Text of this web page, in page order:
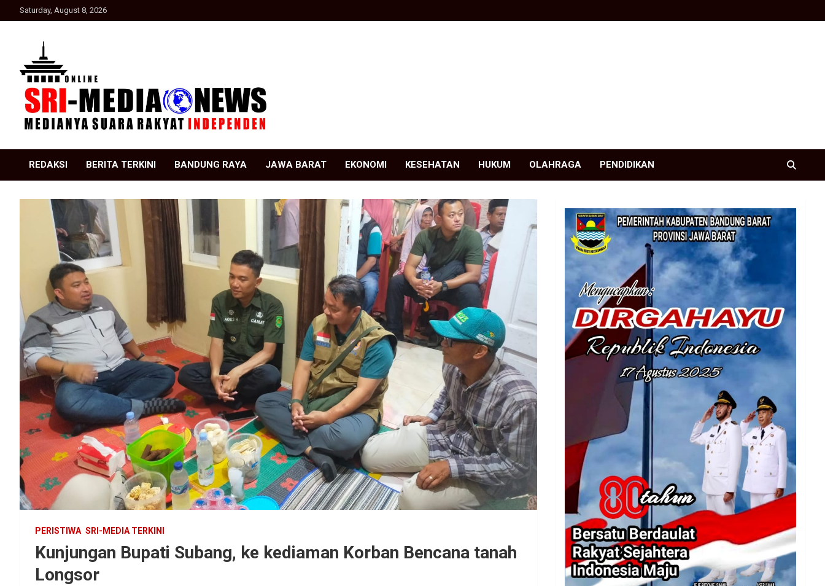
to
Saturday, August 8, 2026
SRI Media news
REDAKSI BERITA TERKINI BANDUNG RAYA JAWA BARAT EKONOMI KESEHATAN HUKUM OLAHRAGA PENDIDIKAN
PERISTIWA SRI-MEDIA TERKINI
Kunjungan Bupati Subang, ke kediaman Korban Bencana tanah
Longsor